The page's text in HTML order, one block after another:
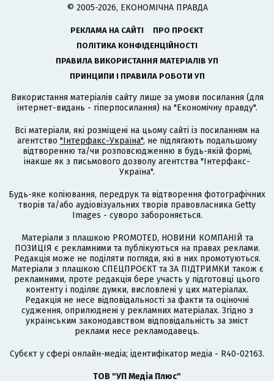
© 2005-2026, ЕКОНОМІЧНА ПРАВДА
РЕКЛАМА НА САЙТІ
ПРО ПРОЄКТ
ПОЛІТИКА КОНФІДЕНЦІЙНОСТІ
ПРАВИЛА ВИКОРИСТАННЯ МАТЕРІАЛІВ УП
ПРИНЦИПИ І ПРАВИЛА РОБОТИ УП
Використання матеріалів сайту лише за умови посилання (для
інтернет-видань - гіперпосилання) на "Економічну правду".
Всі матеріали, які розміщені на цьому сайті із посиланням на
агентство "Інтерфакс-Україна", не підлягають подальшому
відтворенню та/чи розповсюдженню в будь-якій формі,
інакше як з письмового дозволу агентства "Інтерфакс-
Україна".
Будь-яке копіювання, передрук та відтворення фотографічних
творів та/або аудіовізуальних творів правовласника Getty
Images - суворо забороняється.
Матеріали з плашкою PROMOTED, НОВИНИ КОМПАНІЙ та
ПОЗИЦІЯ є рекламними та публікуються на правах реклами.
Редакція може не поділяти погляди, які в них промотуються.
Матеріали з плашкою СПЕЦПРОЄКТ та ЗА ПІДТРИМКИ також є
рекламними, проте редакція бере участь у підготовці цього
контенту і поділяє думки, висловлені у цих матеріалах.
Редакція не несе відповідальності за факти та оціночні
судження, оприлюднені у рекламних матеріалах. Згідно з
українським законодавством відповідальність за зміст
реклами несе рекламодавець.
Cубєкт у сфері онлайн-медіа; ідентифікатор медіа - R40-02163.
ТОВ "УП Медіа Плюс"